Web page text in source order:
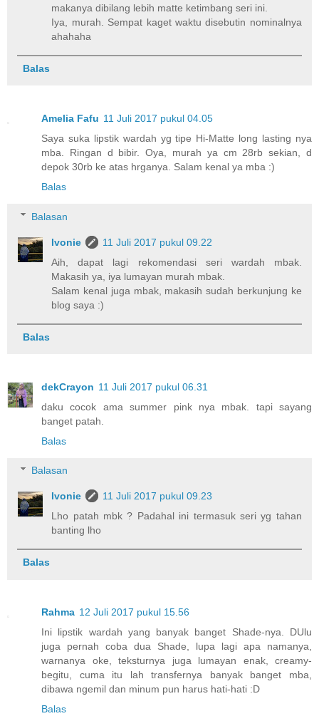
makanya dibilang lebih matte ketimbang seri ini.
Iya, murah. Sempat kaget waktu disebutin nominalnya
ahahaha
Balas
Amelia Fafu 11 Juli 2017 pukul 04.05
Saya suka lipstik wardah yg tipe Hi-Matte long lasting nya
mba. Ringan d bibir. Oya, murah ya cm 28rb sekian, d
depok 30rb ke atas hrganya. Salam kenal ya mba :)
Balas
Balasan
Ivonie
11 Juli 2017 pukul 09.22
Aih, dapat lagi rekomendasi seri wardah mbak.
Makasih ya, iya lumayan murah mbak.
Salam kenal juga mbak, makasih sudah berkunjung ke
blog saya :)
Balas
dekCrayon 11 Juli 2017 pukul 06.31
daku cocok ama summer pink nya mbak. tapi sayang
banget patah.
Balas
Balasan
Ivonie
11 Juli 2017 pukul 09.23
Lho patah mbk ? Padahal ini termasuk seri yg tahan
banting lho
Balas
Rahma 12 Juli 2017 pukul 15.56
Ini lipstik wardah yang banyak banget Shade-nya. DUlu
juga pernah coba dua Shade, lupa lagi apa namanya,
warnanya oke, teksturnya juga lumayan enak, creamy-
begitu, cuma itu lah transfernya banyak banget mba,
dibawa ngemil dan minum pun harus hati-hati :D
Balas